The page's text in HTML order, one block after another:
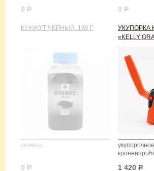
0 Р 0 Р
КУНЖУТ ЧЕРНЫЙ, 180 Г
семена
0 Р
УКУПОРКА
«KELLY
1 420 Р